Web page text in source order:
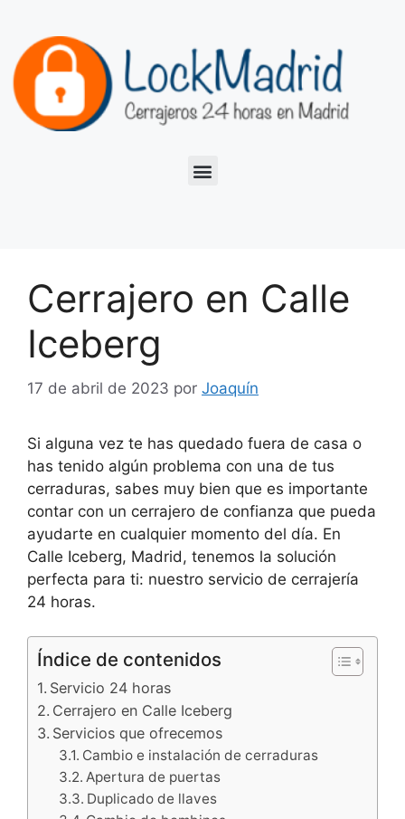
Cerrajero en Calle
Iceberg
17 de abril de 2023 por Joaquín
Si alguna vez te has quedado fuera de casa o
has tenido algún problema con una de tus
cerraduras, sabes muy bien que es importante
contar con un cerrajero de confianza que pueda
ayudarte en cualquier momento del día. En
Calle Iceberg, Madrid, tenemos la solución
perfecta para ti: nuestro servicio de cerrajería
24 horas.
Índice de contenidos
Servicio 24 horas
Cerrajero en Calle Iceberg
Servicios que ofrecemos
Cambio e instalación de cerraduras
Apertura de puertas
Duplicado de llaves